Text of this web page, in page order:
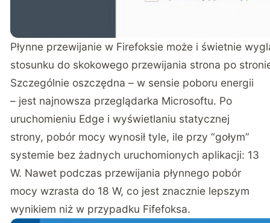
Płynne przewijanie w Firefoksie może i świetnie
stosunku do skokowego przewijania strona po
Szczególnie oszczędna – w sensie poboru energii
– jest najnowsza przeglądarka Microsoftu. Po
uruchomieniu Edge i wyświetlaniu statycznej
strony, pobór mocy wynosił tyle, ile przy “gołym”
systemie bez żadnych uruchomionych aplikacji: 13
W. Nawet podczas przewijania płynnego pobór
mocy wzrasta do 18 W, co jest znacznie lepszym
wynikiem niż w przypadku Fifefoksa.